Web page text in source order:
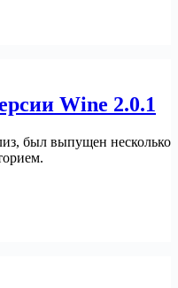
Wine 2.0.1
был выпущен несколько